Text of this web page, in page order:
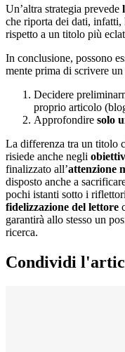
Un’altra strategia prevede
che riporta dei dati, infatti,
rispetto a un titolo più
In conclusione, possono
mente prima di scrivere
Decidere
proprio articolo
Approfondire solo
La differenza tra un titolo
risiede anche negli
finalizzato all’attenzione
disposto anche a
pochi istanti sotto i
fidelizzazione del lettore
garantirà allo stesso un
ricerca.
Condividi